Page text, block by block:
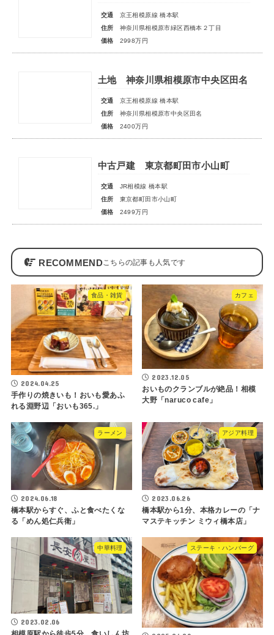
交通
京王相模原線 橋本駅
住所
神奈川県相模原市緑区西橋本２丁目
価格
2998万円
土地 神奈川県相模原市中央区田名
交通
京王相模原線 橋本駅
住所
神奈川県相模原市中央区田名
価格
2400万円
中古戸建 東京都町田市小山町
交通
JR相模線 橋本駅
住所
東京都町田市小山町
価格
2499万円
RECOMMEND
食品・雑貨
2024.04.25
手作りの焼きいも！おいも愛あふ
れる淵野辺「おいも365.」
カフェ
2023.12.05
おいものクランブルが絶品！相模
大野「naruco cafe」
ラーメン
2024.06.18
橋本駅からすぐ、ふと食べたくな
る「めん処仁兵衛」
アジア料理
2023.06.26
橋本駅から1分、本格カレーの「ナ
マステキッチン ミウィ橋本店」
中華料理
2023.02.06
ステーキ・ハンバーグ